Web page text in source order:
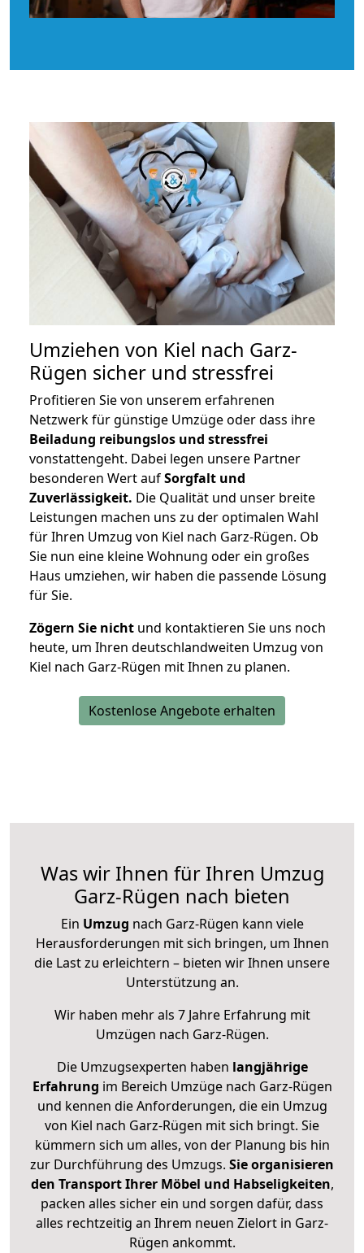
Umziehen von Kiel nach Garz-
Rügen sicher und stressfrei
Profitieren Sie von unserem erfahrenen
Netzwerk für günstige Umzüge oder dass ihre
Beiladung reibungslos und stressfrei
vonstattengeht. Dabei legen unsere Partner
besonderen Wert aufSorgfalt und
Zuverlässigkeit. Die Qualität und unser breite
Leistungen machen uns zu der optimalen Wahl
für Ihren Umzug von Kiel nach Garz-Rügen. Ob
Sie nun eine kleine Wohnung oder ein großes
Haus umziehen, wir haben die passende Lösung
für Sie.
Zögern Sie nicht und kontaktieren Sie uns noch
heute, um Ihren deutschlandweiten Umzug von
Kiel nach Garz-Rügen mit Ihnen zu planen.
Kostenlose Angebote erhalten
Was wir Ihnen für Ihren Umzug
Garz-Rügen nach bieten
Ein Umzug nach Garz-Rügen kann viele
Herausforderungen mit sich bringen, um Ihnen
die Last zu erleichtern – bieten wir Ihnen unsere
Unterstützung an.
Wir haben mehr als 7 Jahre Erfahrung mit
Umzügen nach Garz-Rügen.
Die Umzugsexperten haben langjährige
Erfahrung im Bereich Umzüge nach Garz-Rügen
und kennen die Anforderungen, die ein Umzug
von Kiel nach Garz-Rügen mit sich bringt. Sie
kümmern sich um alles, von der Planung bis hin
zur Durchführung des Umzugs. Sie organisieren
den Transport Ihrer Möbel und Habseligkeiten,
packen alles sicher ein und sorgen dafür, dass
alles rechtzeitig an Ihrem neuen Zielort in Garz-
Rügen ankommt.